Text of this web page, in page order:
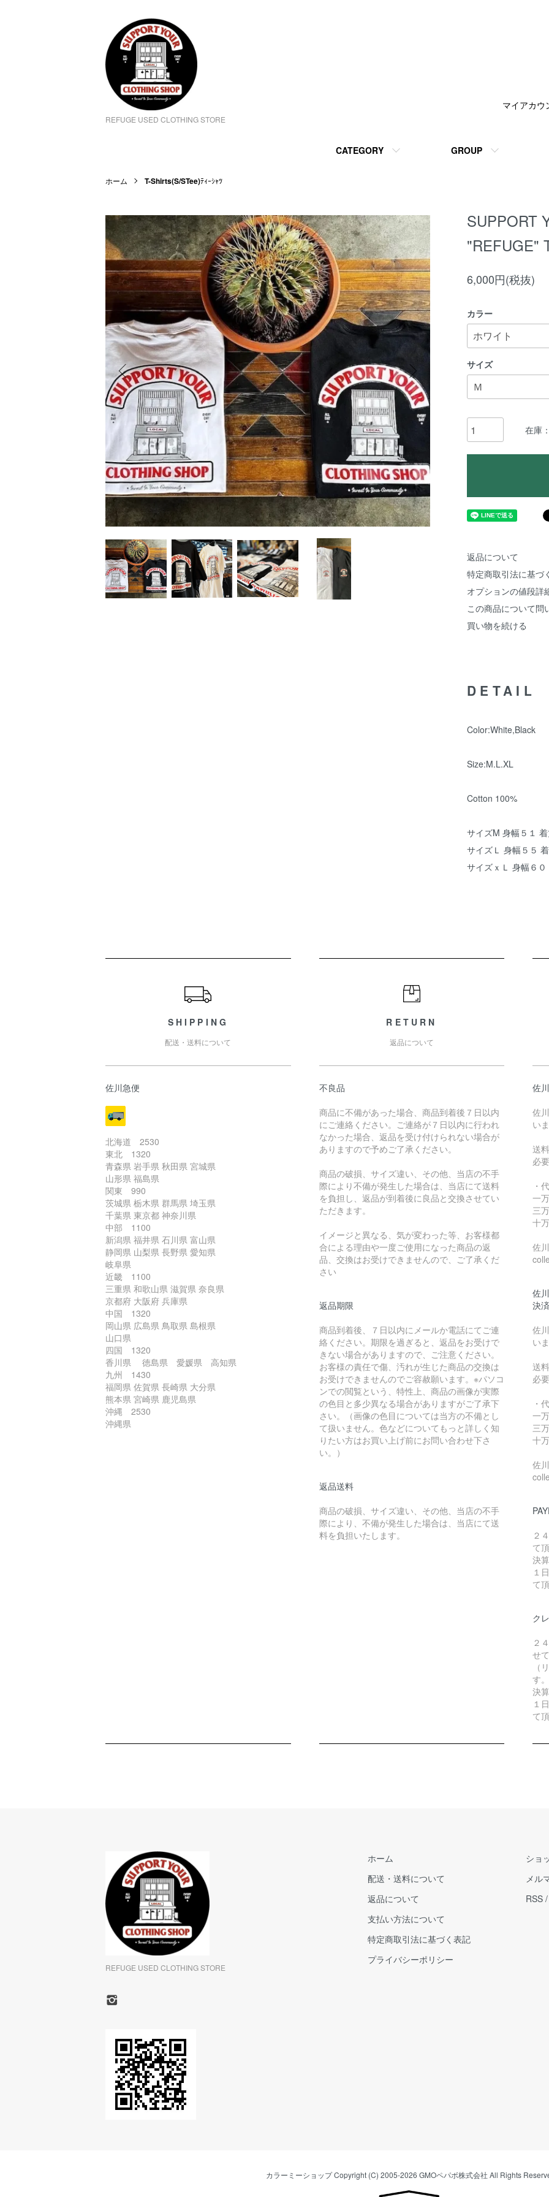
REFUGE USED CLOTHING STORE
CATEGORY GROUP
マイアカウ
ホーム T-Shirts(S/STee)ﾃｨｰｼｬﾂ
SUPPORT
"REFUGE"
6,000円(税抜)
カラー
サイズ
在庫
返品について
特定商取引法に基づ
オプションの値段詳
この商品について問
買い物を続ける
DETAIL
Color:White,Black
Size:M.L.XL
Cotton 100%
サイズM 身幅５１
サイズＬ 身幅５５
サイズｘＬ 身幅６
SHIPPING
配送・送料について
佐川急便
北海道 2530
東北 1320
青森県 岩手県 秋田県 宮城県
山形県 福島県
関東 990
茨城県 栃木県 群馬県 埼玉県
千葉県 東京都 神奈川県
中部 1100
新潟県 福井県 石川県 富山県
静岡県 山梨県 長野県 愛知県
岐阜県
近畿 1100
三重県 和歌山県 滋賀県 奈良県
京都府 大阪府 兵庫県
中国 1320
岡山県 広島県 鳥取県 島根県
山口県
四国 1320
香川県 徳島県 愛媛県 高知県
九州 1430
福岡県 佐賀県 長崎県 大分県
熊本県 宮崎県 鹿児島県
沖縄 2530
沖縄県
RETURN
返品について
不良品
商品に不備があった場合、商品到着後７日以内
にご連絡ください。ご連絡が７日以内に行われ
なかった場合、返品を受け付けられない場合が
ありますので予めご了承ください。
商品の破損、サイズ違い、その他、当店の不手
際により不備が発生した場合は、当店にて送料
を負担し、返品が到着後に良品と交換させてい
ただきます。
イメージと異なる、気が変わった等、お客様都
合による理由や一度ご使用になった商品の返
品、交換はお受けできませんので、ご了承くだ
さい
返品期限
商品到着後、７日以内にメールか電話にてご連
絡ください。期限を過ぎると、返品をお受けで
きない場合がありますので、ご注意ください。
お客様の責任で傷、汚れが生じた商品の交換は
お受けできませんのでご容赦願います。※パソコ
ンでの閲覧という、特性上、商品の画像が実際
の色目と多少異なる場合がありますがご了承下
さい。（画像の色目については当方の不備とし
て扱いません。色などについてもっと詳しく知
りたい方はお買い上げ前にお問い合わせ下さ
い。）
返品送料
商品の破損、サイズ違い、その他、当店の不手
際により、不備が発生した場合は、当店にて送
料を負担いたします。
佐
佐
い
送
必
・
一
三
十
佐
佐
決済
佐
い
送
必
・
一
三
十
佐
２
て
決
１
て
ク
２
せ
（
す。
決
１
て
REFUGE USED CLOTHING STORE
ホーム
配送・送料について
返品について
支払い方法について
特定商取引法に基づく表記
プライバシーポリシー
ショ
メル
RSS /
カラーミーショップCopyright (C) 2005-2026 GMOペパボ株式会社 All Rights